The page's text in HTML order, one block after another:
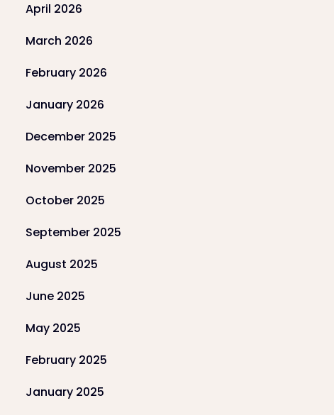
April 2026
March 2026
February 2026
January 2026
December 2025
November 2025
October 2025
September 2025
August 2025
June 2025
May 2025
February 2025
January 2025